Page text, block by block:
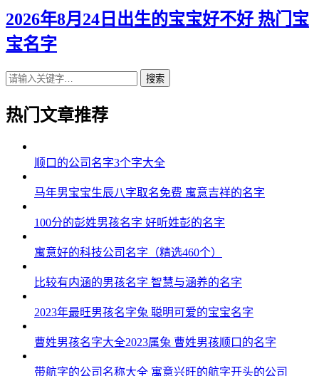
2026年8月24日出生的宝宝好不好 热门宝
宝名字
搜索
热门文章推荐
顺口的公司名字3个字大全
马年男宝宝生辰八字取名免费 寓意吉祥的名字
100分的彭姓男孩名字 好听姓彭的名字
寓意好的科技公司名字（精选460个）
比较有内涵的男孩名字 智慧与涵养的名字
2023年最旺男孩名字兔 聪明可爱的宝宝名字
曹姓男孩名字大全2023属兔 曹姓男孩顺口的名字
带航字的公司名称大全 寓意兴旺的航字开头的公司